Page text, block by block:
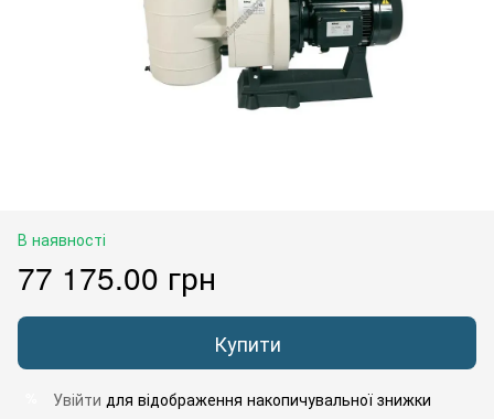
В наявності
77 175.00 грн
Купити
Увійти для відображення накопичувальної знижки